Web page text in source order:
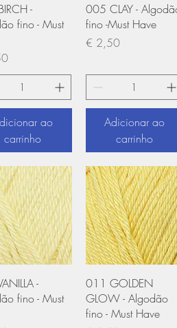
rápida
-
fino - Must
ao
carrinho
Visualização rápida
005 CLAY -
fino -Must Have
Preço
€ 2,50
Adicionar ao
carrinho
rápida
-
fino - Must
Visualização rápida
011 GOLDEN
GLOW - Algodão
fino - Must Have